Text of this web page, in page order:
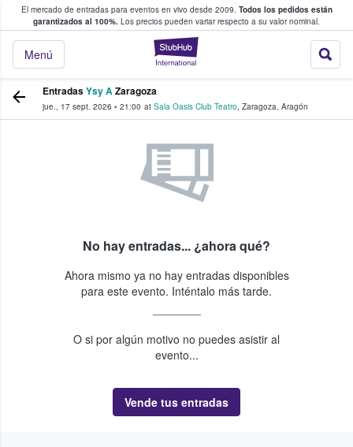
El mercado de entradas para eventos en vivo desde 2009. Todos los pedidos están
garantizados al 100%. Los precios pueden variar respecto a su valor nominal.
StubHub:
Menú
y venta de entradas entre fans
EntradasYsy AZaragoza
jue., 17 sept. 2026 • 21:00 at Sala Oasis Club Teatro, Zaragoza, Aragón
No hay entradas... ¿ahora qué?
Ahora mismo ya no hay entradas disponibles
para este evento. Inténtalo más tarde.
O si por algún motivo no puedes asistir al
evento...
Vende tus entradas